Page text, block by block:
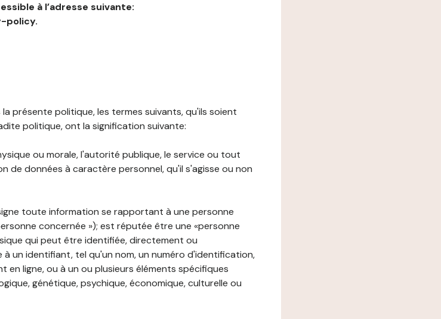
à l’adresse suivante:
policy.
présente politique, les termes suivants, qu'ils soient
politique, ont la signification suivante:
ou morale, l'autorité publique, le service ou tout
de données à caractère personnel, qu'il s'agisse ou non
toute information se rapportant à une personne
concernée »); est réputée être une «personne
qui peut être identifiée, directement ou
un identifiant, tel qu'un nom, un numéro d'identification,
en ligne, ou à un ou plusieurs éléments spécifiques
génétique, psychique, économique, culturelle ou